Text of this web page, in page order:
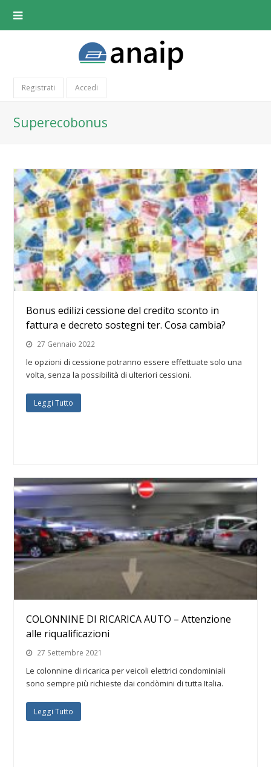
Registrati Accedi
Superecobonus
Bonus edilizi cessione del credito sconto in
fattura e decreto sostegni ter. Cosa cambia?
27 Gennaio 2022
le opzioni di cessione potranno essere effettuate solo una
volta, senza la possibilità di ulteriori cessioni.
Leggi Tutto
COLONNINE DI RICARICA AUTO – Attenzione
alle riqualificazioni
27 Settembre 2021
Le colonnine di ricarica per veicoli elettrici condominiali
sono sempre più richieste dai condòmini di tutta Italia.
Leggi Tutto